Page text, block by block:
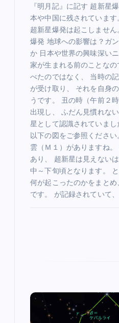
『明月記』に記す 超新星
本や中国に残されていま
超新星爆発は起こしませ
爆発 地球への影響は？ガ
か 日本や世界の興味深い
家が生まれる前のことな
べたのではなく、 当時の
が受け取り、 それを自身
うです。 丑の時（午前２
出現し、 ふだん見慣れな
星として認識されていま
以下の図をご参照くださ
雲（Ｍ１）がありますね
あり、 超新星は見えない
中～下旬頃となります。
何が起こったのかをまと
です。 が記録されていて